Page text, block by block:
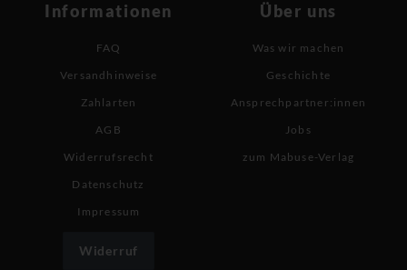
Informationen
FAQ
Versandhinweise
Zahlarten
AGB
Widerrufsrecht
Datenschutz
Impressum
Widerruf
Über uns
Was wir machen
Geschichte
Ansprechpartner:innen
Jobs
zum Mabuse-Verlag